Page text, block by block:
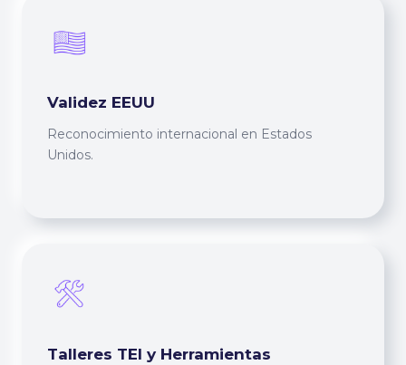
Validez EEUU
Reconocimiento internacional en Estados
Unidos.
Talleres TEI y Herramientas